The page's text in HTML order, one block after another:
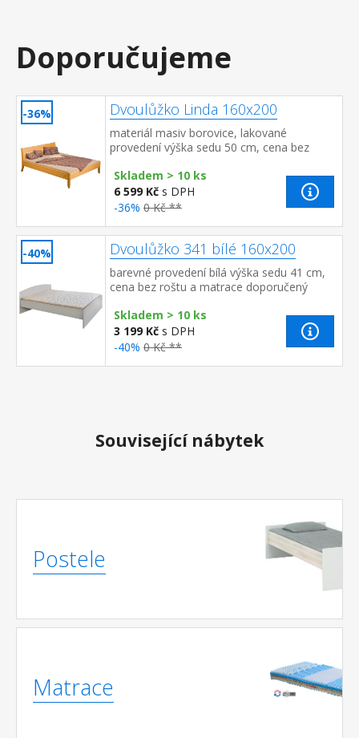
Doporučujeme
-36% Dvoulůžko Linda 160x200
materiál masiv borovice, lakované
provedení výška sedu 50 cm, cena bez
matrace 160 × 200 cm nebo 2 kusy 80...
Skladem > 10 ks
6 599 Kč s DPH
-36% 0 Kč **
-40% Dvoulůžko 341 bílé 160x200
barevné provedení bílá výška sedu 41 cm,
cena bez roštu a matrace doporučený
80 × 200 cm a rošt R2&n...
Skladem > 10 ks
3 199 Kč s DPH
-40% 0 Kč **
Související nábytek
Postele
Matrace